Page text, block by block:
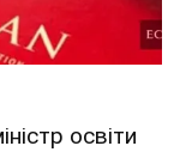
освіти